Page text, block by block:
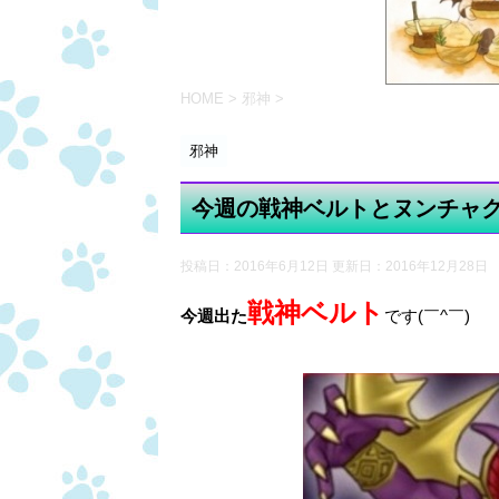
HOME > 邪神 >
邪神
今週の戦神ベルトとヌンチャ
投稿日：2016年6月12日 更新日： 2016年12月28日
今週出た戦神ベルト です(￣^￣)ゞ